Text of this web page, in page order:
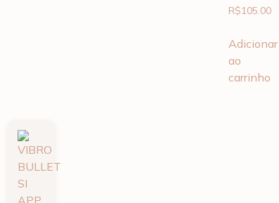
R$105.00
Adicionar
ao
carrinho